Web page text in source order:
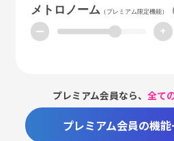
メトロノーム （プレミアム限定機能）
ー +
プレミアム会員なら、全て
プレミアム会員の機